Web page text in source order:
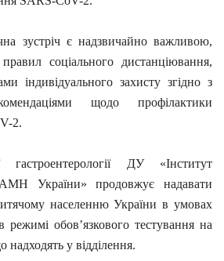
зустріч є надзвичайно важливою,
соціального дистанціювання,
індивідуального захисту згідно з
щодо профілактики
2.
гастроентерології ДУ «Інститут
України» продовжує надавати
населенню України в умовах
обов’язкового тестування на
у відділення.